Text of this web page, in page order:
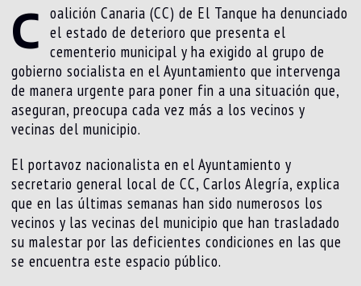
C oalición Canaria (CC) de El Tanque ha denunciado
el estado de deterioro que presenta el
cementerio municipal y ha exigido al grupo de
gobierno socialista en el Ayuntamiento que intervenga
de manera urgente para poner fin a una situación que,
aseguran, preocupa cada vez más a los vecinos y
vecinas del municipio.
El portavoz nacionalista en el Ayuntamiento y
secretario general local de CC, Carlos Alegría, explica
que en las últimas semanas han sido numerosos los
vecinos y las vecinas del municipio que han trasladado
su malestar por las deficientes condiciones en las que
se encuentra este espacio público.